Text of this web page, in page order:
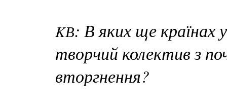
KВ: В яких ще країнах
творчий колектив з
вторгнення?